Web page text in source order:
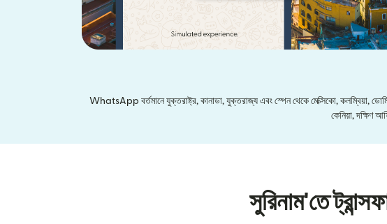
WhatsApp বর্তমানে যুক্তরাষ্ট্র, কানাডা, যুক্তরাজ্য এবং স্পেন থেকে মেক্সিকো, কলম্বিয়া,
কেনিয়া, দক্ষিণ
সুরিনাম'তে